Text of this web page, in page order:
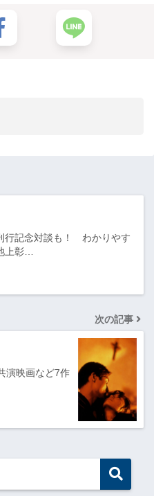
行記念対談も！ わかりやす
上彰…
次の記事
演映画など7作